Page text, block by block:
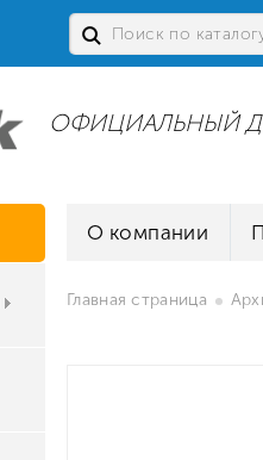
ОФИЦИАЛЬНЫЙ
О компании
Главная страница